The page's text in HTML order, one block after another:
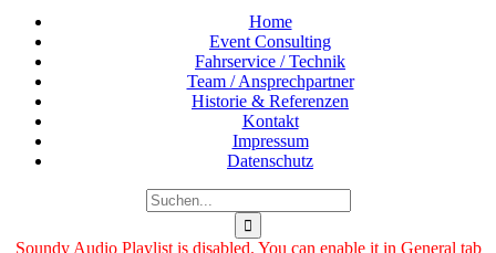
Home
Event Consulting
Fahrservice / Technik
Team / Ansprechpartner
Historie & Referenzen
Kontakt
Impressum
Datenschutz
Suche
nach:
Soundy Audio Playlist is disabled. You can enable it in General tab